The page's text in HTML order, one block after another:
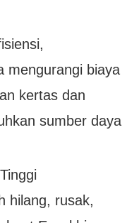
mengurangi biaya
kertas dan
sumber daya
hilang, rusak,